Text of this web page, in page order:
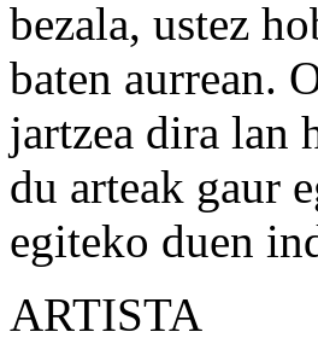
bezala, ustez
baten aurrean.
jartzea dira lan
du arteak gaur
egiteko duen
ARTISTA